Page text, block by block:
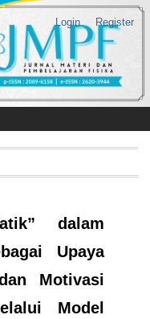
Login Register
dalam
Upaya
Motivasi
Model